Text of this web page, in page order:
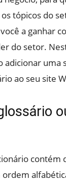
tópicos do
a ganhar
do setor.
uma
ao seu site
contém